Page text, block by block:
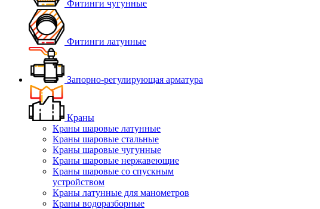
Фитинги чугунные
Фитинги латунные
Запорно-регулирующая арматура
Краны
Краны шаровые латунные
Краны шаровые стальные
Краны шаровые чугунные
Краны шаровые нержавеющие
Краны шаровые со спускным
устройством
Краны латунные для манометров
Краны водоразборные